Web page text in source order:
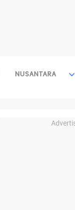
NUSANTARA